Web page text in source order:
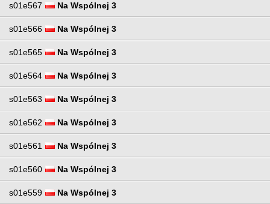
s01e567 Na Wspólnej 3
s01e566 Na Wspólnej 3
s01e565 Na Wspólnej 3
s01e564 Na Wspólnej 3
s01e563 Na Wspólnej 3
s01e562 Na Wspólnej 3
s01e561 Na Wspólnej 3
s01e560 Na Wspólnej 3
s01e559 Na Wspólnej 3